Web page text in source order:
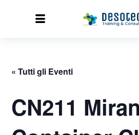
« Tutti gli Eventi
CN211